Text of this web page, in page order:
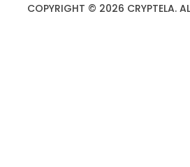
COPYRIGHT © 2026 CRYPTELA.